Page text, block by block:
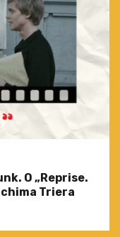
O „Reprise.
Triera